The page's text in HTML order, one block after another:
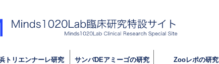
トリエンナーレ研究 サンバDEアミーゴの研究 Zooレポの研究